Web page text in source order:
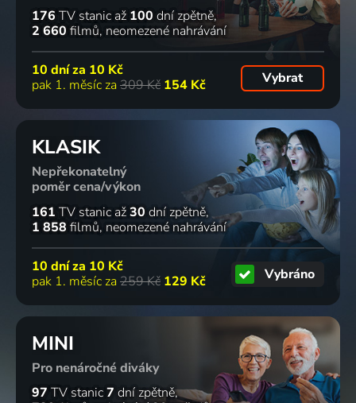
176 TV stanic až 100 dní zpětně
2 660 filmů neomezené nahrávání
10 dní za 10 Kč
pak 1. měsíc za 309 Kč 154 Kč Vybrat
KLASIK
Nepřekonatelný
poměr cena/výkon
161 TV stanic až30 dní zpětně
1 858 filmů neomezené nahrávání
10 dní za 10 Kč
pak 1. měsíc za 259 Kč 129 Kč Vybráno
MINI
Pro nenáročné diváky
97 TV stanic7 dní zpětně